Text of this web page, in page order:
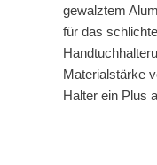
gewalztem
für das
Materialstärke
Halter ein Plus